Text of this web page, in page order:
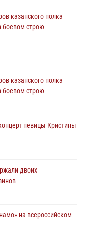
казанского полка
боевом строю
в окружном этапе
певицы Кристины
подозреваемого
безопасности
казанского полка
боевом строю
певицы Кристины
двоих
на всероссийском